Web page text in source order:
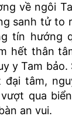
về ngôi
sanh tử to
tín hướng
hết thân
y Tam bảo.
đại tâm,
qua
an vui.